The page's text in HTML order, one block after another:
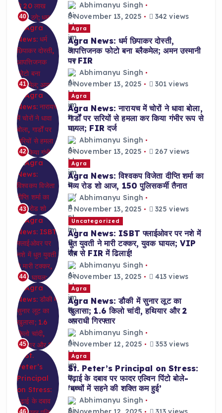
40
Abhimanyu Singh
November 13, 2025
342 views
41
Agra
Agra News: धर्म छिपाकर दोस्ती,
आपत्तिजनक फोटो बना ब्लैकमेल; अमन उस्मानी
पर FIR
Abhimanyu Singh
November 13, 2025
301 views
42
Agra
Agra News: नारायच में चोरों ने धावा बोला,
गार्डों पर सरियों से हमला कर किया गंभीर रूप से
घायल; FIR दर्ज
Abhimanyu Singh
November 13, 2025
267 views
43
Agra
Agra News: विश्वकप विजेता दीप्ति शर्मा का
भव्य रोड शो आज, 150 पुलिसकर्मी तैनात
Abhimanyu Singh
November 13, 2025
325 views
44
Uncategorized
Agra News: ISBT फ्लाईओवर पर नशे में
धुत युवती ने मारी टक्कर, युवक घायल; VIP
रौब से FIR में ढिलाई!
Abhimanyu Singh
November 13, 2025
413 views
45
Agra
Agra News: डौकी में सुनार लूट का
खुलासा; 1.6 किलो चांदी, हथियार और 2
अपराधी गिरफ्तार
Abhimanyu Singh
November 12, 2025
353 views
Agra
St. Peter’s Principal on Stress:
पढ़ाई के दबाव पर फादर एल्विन पिंटो बोले-
‘बच्चों में सहने की शक्ति कम हुई’
Abhimanyu Singh